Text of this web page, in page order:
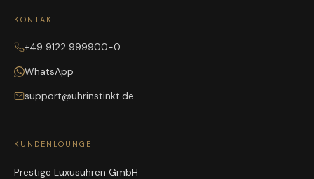
KONTAKT
+49 9122 999900-0
WhatsApp
support@uhrinstinkt.de
KUNDENLOUNGE
Prestige Luxusuhren GmbH